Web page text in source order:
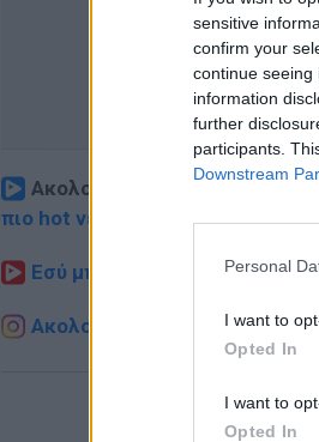
sensitive
confirm your
continue seeing
information
further
participants.
Downstream
Personal
I want to
Opted In
I want to
Opted In
Ακολουθήστε το E-Radio.gr
πιο hot νέα
Εσύ μπήκες στο E-Daily.gr; Τα
Ακολουθήστε το E-Radio.gr